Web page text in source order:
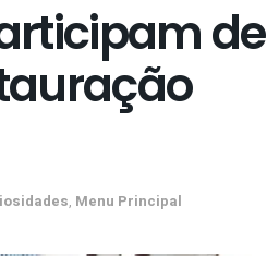
de
, Menu Principal